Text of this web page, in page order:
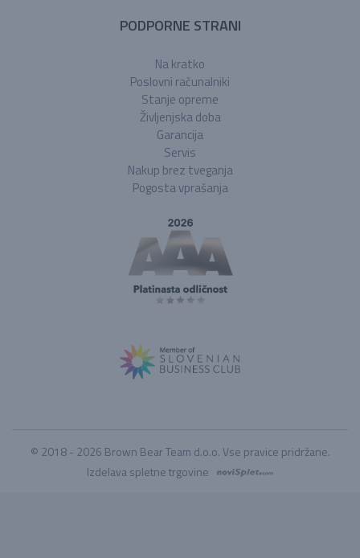
PODPORNE STRANI
Na kratko
Poslovni računalniki
Stanje opreme
Življenjska doba
Garancija
Servis
Nakup brez tveganja
Pogosta vprašanja
© 2018 - 2026 Brown Bear Team d.o.o. Vse pravice pridržane.
Izdelava spletne trgovine